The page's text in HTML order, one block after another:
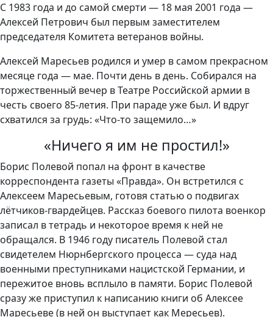
С 1983 года и до самой смерти — 18 мая 2001 года —
Алексей Петрович был первым заместителем
председателя Комитета ветеранов войны.
Алексей Маресьев родился и умер в самом прекрасном
месяце года — мае. Почти день в день. Собирался на
торжественный вечер в Театре Российской армии в
честь своего 85-летия. При параде уже был. И вдруг
схватился за грудь: «Что-то защемило…»
«Ничего я им не простил!»
Борис Полевой попал на фронт в качестве
корреспондента газеты «Правда». Он встретился с
Алексеем Маресьевым, готовя статью о подвигах
лётчиков-гвардейцев. Рассказ боевого пилота военкор
записал в тетрадь и некоторое время к ней не
обращался. В 1946 году писатель Полевой стал
свидетелем Нюрнбергского процесса — суда над
военными преступниками нацистской Германии, и
пережитое вновь всплыло в памяти. Борис Полевой
сразу же приступил к написанию книги об Алексее
Маресьеве (в ней он выступает как Мересьев).